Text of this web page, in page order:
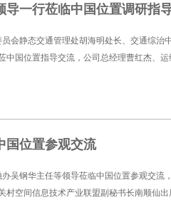
导一行莅临中国位置调研指
会静态交通管理处胡海明处长、交通综治
中国位置指导交流，公司总经理曹红杰、运
国位置参观交流
吴钢华主任等领导莅临中国位置参观交流
村空间信息技术产业联盟副秘书长南顺仙出